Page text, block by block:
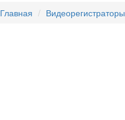
Главная Видеорегистраторы